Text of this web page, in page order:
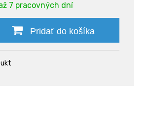
7 pracovných dní
Pridať do košíka